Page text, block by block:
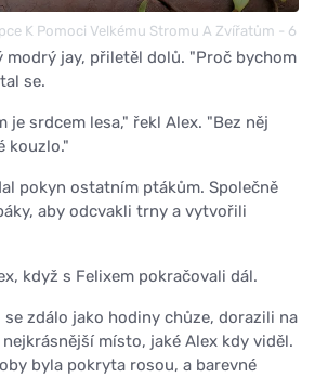
K Pomoci Velkému Stromu A Zvířatům - 6
modrý jay, přiletěl dolů. "Proč bychom
se.
je srdcem lesa," řekl Alex. "Bez něj
kouzlo."
pokyn ostatním ptákům. Společně
aby odcvakli trny a vytvořili
když s Felixem pokračovali dál.
se zdálo jako hodiny chůze, dorazili na
místo, jaké Alex kdy viděl.
byla pokryta rosou, a barevné